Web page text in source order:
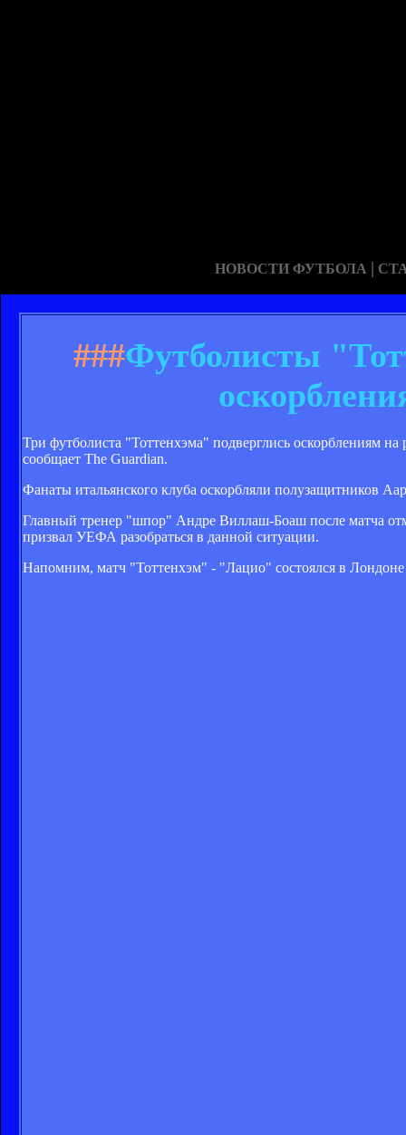
НОВОСТИ ФУТБОЛА |
###Футболисты
Три футболиста "Тоттенхэма" подверглись оскорблениям
сообщает The Guardian.
Фанаты итальянского клуба оскорбляли полузащитников
Главный тренер "шпор" Андре Виллаш-Боаш после матча
призвал УЕФА разобраться в данной ситуации.
Напомним, матч "Тоттенхэм" - "Лацио" состоялся в Лондоне